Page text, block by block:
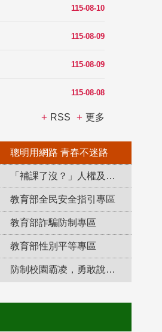
115-08-10
115-08-09
115-08-09
115-08-08
RSS 更多
聰明用網路 青春不迷路
「補課了沒？」人權及轉型正義教育專區
教育部全民安全指引專區
教育部詐騙防制專區
教育部性別平等專區
防制校園霸凌，勇敢說出來！